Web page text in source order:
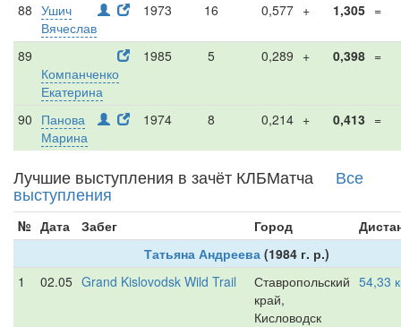
88 Ушич
Вячеслав
1973 16 0,577 + 1,305 =
89
Компанченко
Екатерина
1985 5 0,289 + 0,398 =
90 Панова
Марина
1974 8 0,214 + 0,413 =
Лучшие выступления в зачёт КЛБМатча Все
выступления
№ Дата Забег Город
Татьяна Андреева (1984 г. р.)
1
02.05 Grand Kislovodsk Wild Trail
Ставропольский
край,
Кисловодск
54,33